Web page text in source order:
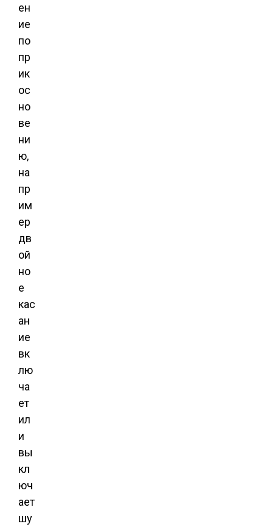
ен
ие
по
пр
ик
ос
но
ве
ни
ю,
на
пр
им
ер
дв
ой
но
е
кас
ан
ие
вк
лю
ча
ет
ил
и
вы
кл
юч
ает
шу